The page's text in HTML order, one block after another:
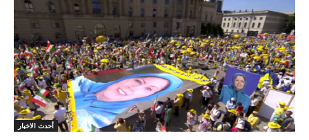
أحدث الاخبار